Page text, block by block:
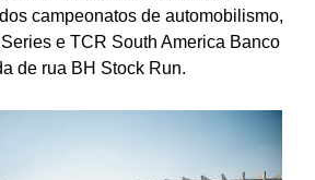
campeonatos de automobilismo,
e TCR South America Banco
de rua BH Stock Run.